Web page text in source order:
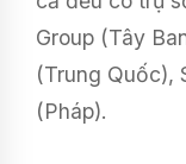
Group (Tây
(Trung Quốc),
(Pháp).